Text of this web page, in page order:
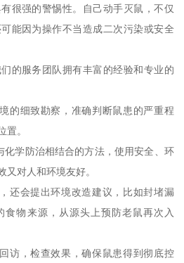
很强的警惕性。自己动手灭鼠，不仅
能因为操作不当造成二次污染或安全
的服务团队拥有丰富的经验和专业的
的细致勘察，准确判断鼠患的严重程
置。
化学防治相结合的方法，使用安全、环
又对人和环境友好。
还会提出环境改造建议，比如封堵漏
食物来源，从源头上预防老鼠再次入
访，检查效果，确保鼠患得到彻底控